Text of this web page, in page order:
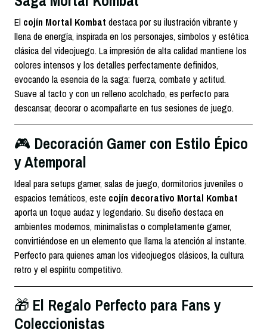
El cojín Mortal Kombat destaca por su ilustración vibrante y
llena de energía, inspirada en los personajes, símbolos y estética
clásica del videojuego. La impresión de alta calidad mantiene los
colores intensos y los detalles perfectamente definidos,
evocando la esencia de la saga: fuerza, combate y actitud.
Suave al tacto y con un relleno acolchado, es perfecto para
descansar, decorar o acompañarte en tus sesiones de juego.
🎮 Decoración Gamer con Estilo Épico
y Atemporal
Ideal para setups gamer, salas de juego, dormitorios juveniles o
espacios temáticos, este cojín decorativo Mortal Kombat
aporta un toque audaz y legendario. Su diseño destaca en
ambientes modernos, minimalistas o completamente gamer,
convirtiéndose en un elemento que llama la atención al instante.
Perfecto para quienes aman los videojuegos clásicos, la cultura
retro y el espíritu competitivo.
🎁 El Regalo Perfecto para Fans y
Coleccionistas